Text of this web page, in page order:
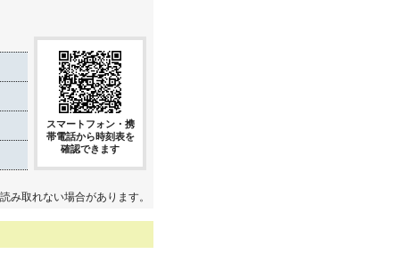
スマートフォン・携
帯電話から時刻表を
確認できます
み取れない場合があります。